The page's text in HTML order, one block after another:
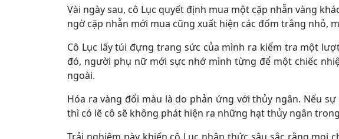
Vài ngày sau, cô Lục quyết định mua một cặp nhẫn vàng
ngờ cặp nhẫn mới mua cũng xuất hiện các đốm trắng nhỏ,
Cô Lục lấy túi đựng trang sức của mình ra kiểm tra một
đó, người phụ nữ mới sực nhớ mình từng để một chiếc
ngoài.
Hóa ra vàng đổi màu là do phản ứng với thủy ngân. Nếu
thì có lẽ cô sẽ không phát hiện ra những hạt thủy ngân